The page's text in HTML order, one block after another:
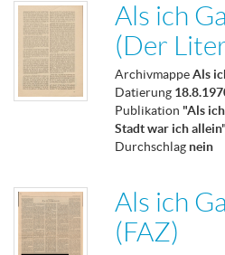
Als ich
(Der
ArchivmappeAls
Datierung
Publikation "Als
Stadt war ich
Durchschlag nein
Als ich
(FAZ)